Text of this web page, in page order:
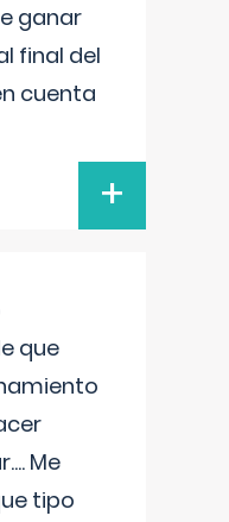
ganar
final del
cuenta
+
que
Me
tipo